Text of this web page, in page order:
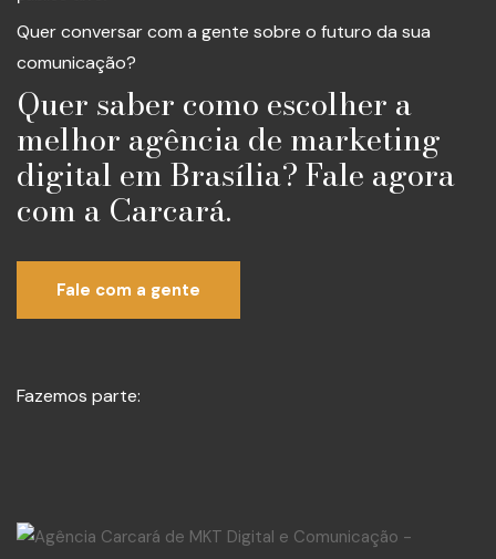
Quer conversar com a gente sobre o futuro da sua
comunicação?
Quer saber como escolher a
melhor agência de marketing
digital em Brasília? Fale agora
com a Carcará.
Fale com a gente
Fazemos parte: